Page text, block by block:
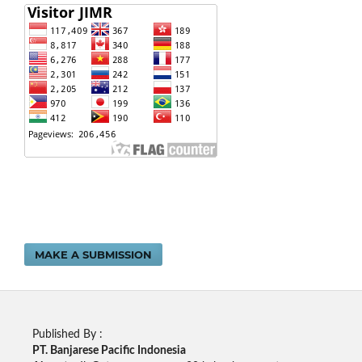
MAKE A SUBMISSION
Published By :
PT. Banjarese Pacific Indonesia